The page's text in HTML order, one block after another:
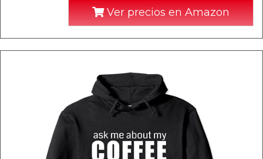
Ver precios en Amazon